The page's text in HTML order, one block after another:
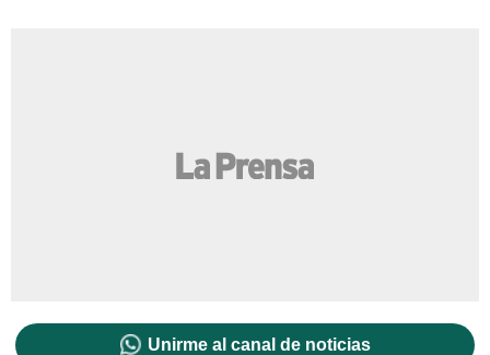
Unirme al canal de noticias